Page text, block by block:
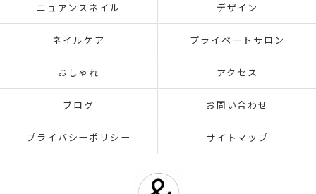
ニュアンスネイル デザイン
ネイルケア プライベートサロン
おしゃれ アクセス
ブログ お問い合わせ
プライバシーポリシー サイトマップ